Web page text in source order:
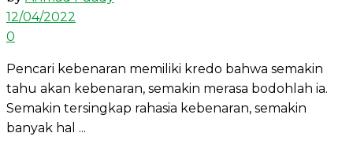
12/04/2022
0
Pencari kebenaran memiliki kredo bahwa semakin
tahu akan kebenaran, semakin merasa bodohlah ia.
Semakin tersingkap rahasia kebenaran, semakin
banyak hal ...